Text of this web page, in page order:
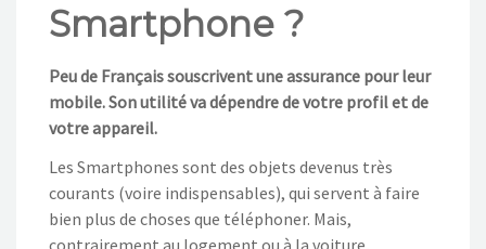
Smartphone ?
Peu de Français souscrivent une assurance pour leur
mobile. Son utilité va dépendre de votre profil et de
votre appareil.
Les Smartphones sont des objets devenus très
courants (voire indispensables), qui servent à faire
bien plus de choses que téléphoner. Mais,
contrairement au logement ou à la voiture,